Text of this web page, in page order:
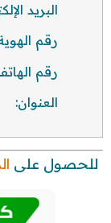
البريد
رقم
رقم
العنوان:
للحصول على